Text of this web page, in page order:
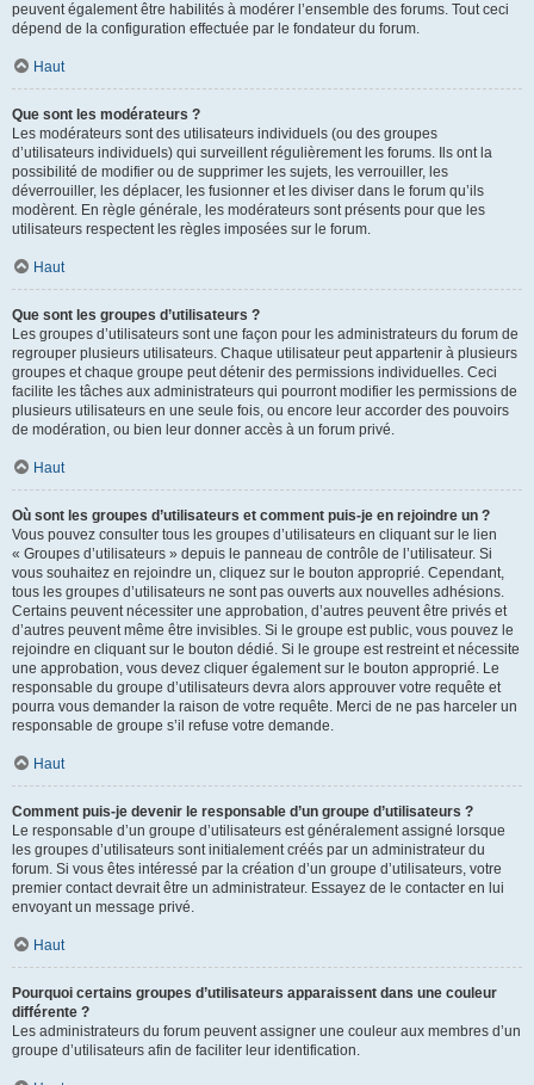
peuvent également être habilités à modérer l’ensemble des forums. Tout ceci
dépend de la configuration effectuée par le fondateur du forum.
Haut
Que sont les modérateurs ?
Les modérateurs sont des utilisateurs individuels (ou des groupes
d’utilisateurs individuels) qui surveillent régulièrement les forums. Ils ont la
possibilité de modifier ou de supprimer les sujets, les verrouiller, les
déverrouiller, les déplacer, les fusionner et les diviser dans le forum qu’ils
modèrent. En règle générale, les modérateurs sont présents pour que les
utilisateurs respectent les règles imposées sur le forum.
Haut
Que sont les groupes d’utilisateurs ?
Les groupes d’utilisateurs sont une façon pour les administrateurs du forum de
regrouper plusieurs utilisateurs. Chaque utilisateur peut appartenir à plusieurs
groupes et chaque groupe peut détenir des permissions individuelles. Ceci
facilite les tâches aux administrateurs qui pourront modifier les permissions de
plusieurs utilisateurs en une seule fois, ou encore leur accorder des pouvoirs
de modération, ou bien leur donner accès à un forum privé.
Haut
Où sont les groupes d’utilisateurs et comment puis-je en rejoindre un ?
Vous pouvez consulter tous les groupes d’utilisateurs en cliquant sur le lien
« Groupes d’utilisateurs » depuis le panneau de contrôle de l’utilisateur. Si
vous souhaitez en rejoindre un, cliquez sur le bouton approprié. Cependant,
tous les groupes d’utilisateurs ne sont pas ouverts aux nouvelles adhésions.
Certains peuvent nécessiter une approbation, d’autres peuvent être privés et
d’autres peuvent même être invisibles. Si le groupe est public, vous pouvez le
rejoindre en cliquant sur le bouton dédié. Si le groupe est restreint et nécessite
une approbation, vous devez cliquer également sur le bouton approprié. Le
responsable du groupe d’utilisateurs devra alors approuver votre requête et
pourra vous demander la raison de votre requête. Merci de ne pas harceler un
responsable de groupe s’il refuse votre demande.
Haut
Comment puis-je devenir le responsable d’un groupe d’utilisateurs ?
Le responsable d’un groupe d’utilisateurs est généralement assigné lorsque
les groupes d’utilisateurs sont initialement créés par un administrateur du
forum. Si vous êtes intéressé par la création d’un groupe d’utilisateurs, votre
premier contact devrait être un administrateur. Essayez de le contacter en lui
envoyant un message privé.
Haut
Pourquoi certains groupes d’utilisateurs apparaissent dans une couleur
différente ?
Les administrateurs du forum peuvent assigner une couleur aux membres d’un
groupe d’utilisateurs afin de faciliter leur identification.